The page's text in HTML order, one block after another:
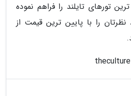
تورهای تایلند را فراهم نموده
نظرتان را با پایین ترین قیمت از